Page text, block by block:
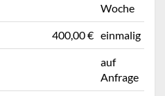
Woche
400,00 € einmalig
auf
Anfrage